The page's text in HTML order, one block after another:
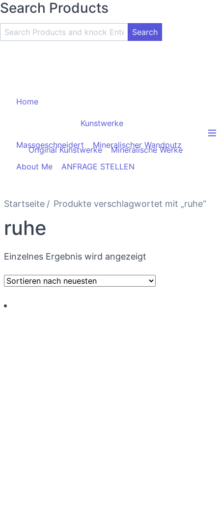
Search Products
Search
Product
Home
Kunstwerke
Original Kunstwerke Mineralische Werke
Massgeschneidert Mineralischer Wandputz
About Me ANFRAGE STELLEN
Startseite Produkte verschlagwortet mit „ruhe“
ruhe
Einzelnes Ergebnis wird angezeigt